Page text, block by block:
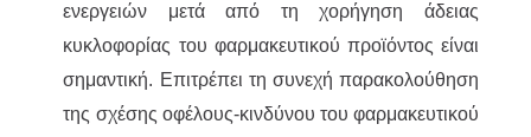
ενεργειών μετά από τη χορήγηση άδειας
κυκλοφορίας του φαρμακευτικού προϊόντος είναι
σημαντική. Επιτρέπει τη συνεχή παρακολούθηση
της σχέσης οφέλους-κινδύνου του φαρμακευτικού